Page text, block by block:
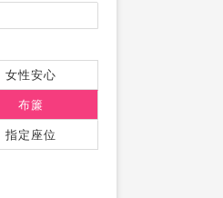
女性安心
布簾
指定座位